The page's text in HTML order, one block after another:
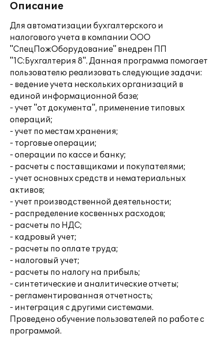
Описание
Для автоматизации бухгалтерского и
налогового учета в компании ООО
"СпецПожОборудование" внедрен ПП
"1С:Бухгалтерия 8". Данная программа помогает
пользователю реализовать следующие задачи:
- ведение учета нескольких организаций в
единой информационной базе;
- учет "от документа", применение типовых
операций;
- учет по местам хранения;
- торговые операции;
- операции по кассе и банку;
- расчеты с поставщиками и покупателями;
- учет основных средств и нематериальных
активов;
- учет производственной деятельности;
- распределение косвенных расходов;
- расчеты по НДС;
- кадровый учет;
- расчеты по оплате труда;
- налоговый учет;
- расчеты по налогу на прибыль;
- синтетические и аналитические отчеты;
- регламентированная отчетность;
- интеграция с другими системами.
Проведено обучение пользователей по работе с
программой.